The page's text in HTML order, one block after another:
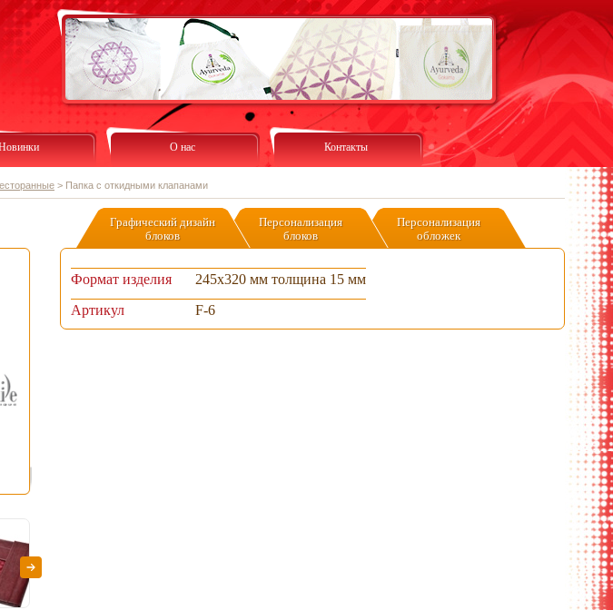
О нас Контакты
> Папка с откидными клапанами
Графический дизайн
блоков
Персонализация
блоков
Персонализация
обложек
Формат изделия
245х320 мм толщина 15 мм
Артикул
F-6